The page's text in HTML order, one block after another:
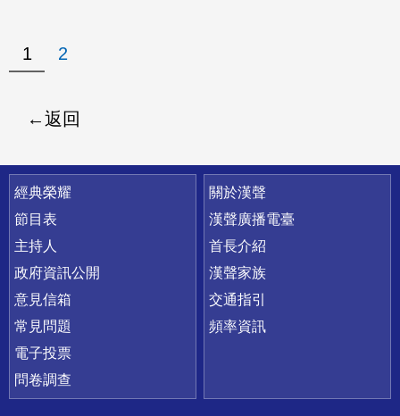
1 2
返回
快速連結
經典榮耀
節目表
主持人
政府資訊公開
意見信箱
常見問題
電子投票
問卷調查
關於漢聲
漢聲廣播電臺
首長介紹
漢聲家族
交通指引
頻率資訊